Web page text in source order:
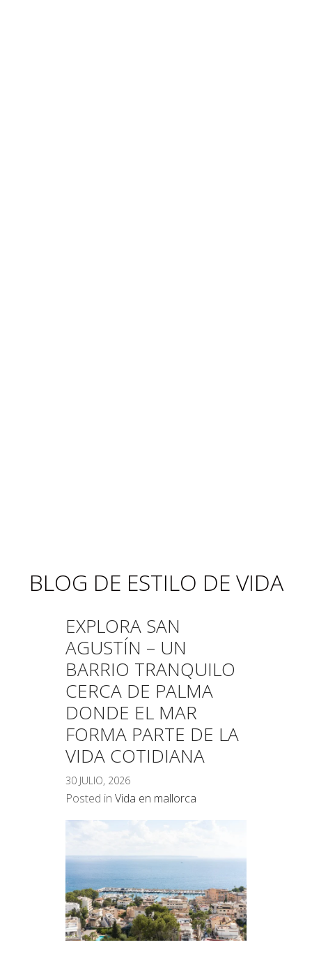
BLOG DE ESTILO DE VIDA
EXPLORA SAN
AGUSTÍN – UN
BARRIO TRANQUILO
CERCA DE PALMA
DONDE EL MAR
FORMA PARTE DE LA
VIDA COTIDIANA
30 JULIO, 2026
Posted in Vida en mallorca